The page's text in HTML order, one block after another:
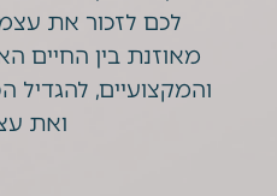
לכם לזכור את
מאוזנת בין החיים
והמקצועיים, להגדיל
ואת